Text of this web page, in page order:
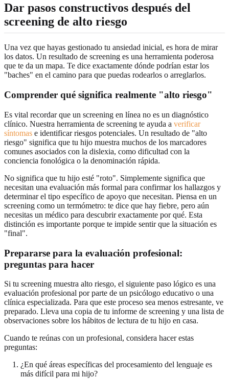
Dar pasos constructivos después del
screening de alto riesgo
Una vez que hayas gestionado tu ansiedad inicial, es hora de mirar
los datos. Un resultado de screening es una herramienta poderosa
que te da un mapa. Te dice exactamente dónde podrían estar los
"baches" en el camino para que puedas rodearlos o arreglarlos.
Comprender qué significa realmente "alto riesgo"
Es vital recordar que un screening en línea no es un diagnóstico
clínico. Nuestra herramienta de screening te ayuda a verificar
síntomas e identificar riesgos potenciales. Un resultado de "alto
riesgo" significa que tu hijo muestra muchos de los marcadores
comunes asociados con la dislexia, como dificultad con la
conciencia fonológica o la denominación rápida.
No significa que tu hijo esté "roto". Simplemente significa que
necesitan una evaluación más formal para confirmar los hallazgos y
determinar el tipo específico de apoyo que necesitan. Piensa en un
screening como un termómetro: te dice que hay fiebre, pero aún
necesitas un médico para descubrir exactamente por qué. Esta
distinción es importante porque te impide sentir que la situación es
"final".
Prepararse para la evaluación profesional:
preguntas para hacer
Si tu screening muestra alto riesgo, el siguiente paso lógico es una
evaluación profesional por parte de un psicólogo educativo o una
clínica especializada. Para que este proceso sea menos estresante, ve
preparado. Lleva una copia de tu informe de screening y una lista de
observaciones sobre los hábitos de lectura de tu hijo en casa.
Cuando te reúnas con un profesional, considera hacer estas
preguntas:
¿En qué áreas específicas del procesamiento del lenguaje es
más difícil para mi hijo?